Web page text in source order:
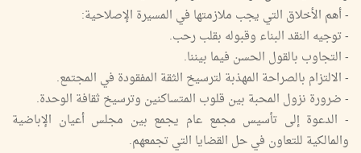
- أهم الأخلاق التي يجب ملازمتها في المسيرة الإصلاحية:
- توجيه النقد البناء وقبوله بقلب رحب.
- التجاوب بالقول الحسن فيما بيننا.
- الالتزام بالصراحة المهذبة لترسيخ الثقة المفقودة في المجتمع.
- ضرورة نزول المحبة بين قلوب المتساكنين وترسيخ ثقافة الوحدة.
- الدعوة إلى تأسيس مجمع عام يجمع بين مجلس أعيان الإباضية
والمالكية للتعاون في حل القضايا التي تجمعهم.